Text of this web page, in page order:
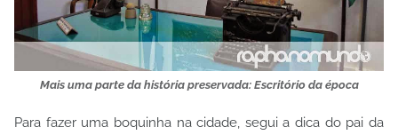
Mais uma parte da história preservada: Escritório da época
Para fazer uma boquinha na cidade, segui a dica do pai da